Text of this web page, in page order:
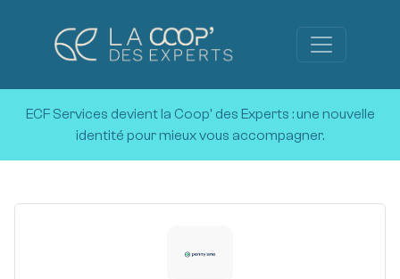
ECF Services devient la Coop' des Experts :une nouvelle
identité pour mieux vous accompagner.